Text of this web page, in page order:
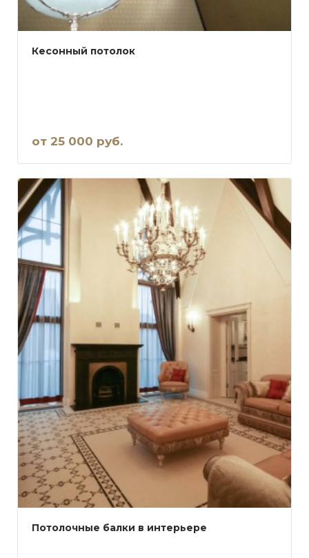
Кесонный потолок
от 25 000 руб.
Потолочные балки в интерьере